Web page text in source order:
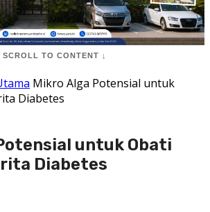
SCROLL TO CONTENT ↓
Mikro Alga Potensial untuk
Diabetes
untuk Obati
Diabetes